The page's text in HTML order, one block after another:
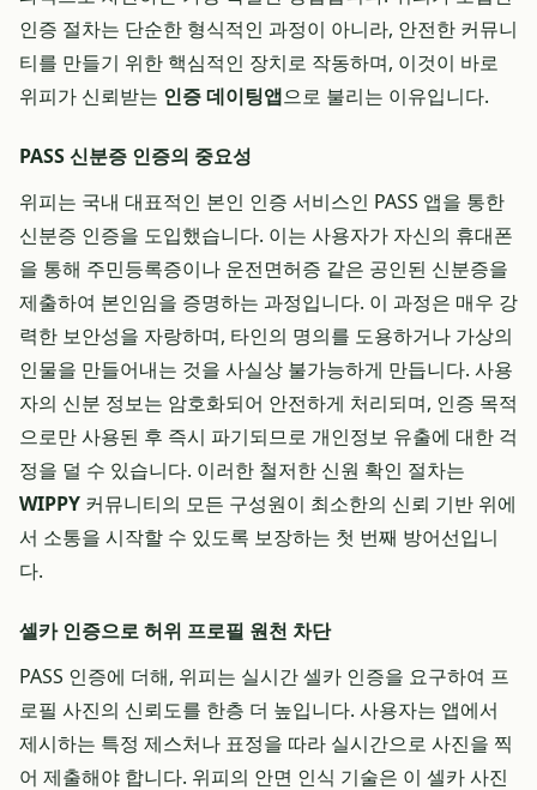
인증 절차는 단순한 형식적인 과정이 아니라, 안전한 커뮤니
티를 만들기 위한 핵심적인 장치로 작동하며, 이것이 바로
위피가 신뢰받는 인증 데이팅앱으로 불리는 이유입니다.
PASS 신분증 인증의 중요성
위피는 국내 대표적인 본인 인증 서비스인 PASS 앱을 통한
신분증 인증을 도입했습니다. 이는 사용자가 자신의 휴대폰
을 통해 주민등록증이나 운전면허증 같은 공인된 신분증을
제출하여 본인임을 증명하는 과정입니다. 이 과정은 매우 강
력한 보안성을 자랑하며, 타인의 명의를 도용하거나 가상의
인물을 만들어내는 것을 사실상 불가능하게 만듭니다. 사용
자의 신분 정보는 암호화되어 안전하게 처리되며, 인증 목적
으로만 사용된 후 즉시 파기되므로 개인정보 유출에 대한 걱
정을 덜 수 있습니다. 이러한 철저한 신원 확인 절차는
WIPPY 커뮤니티의 모든 구성원이 최소한의 신뢰 기반 위에
서 소통을 시작할 수 있도록 보장하는 첫 번째 방어선입니
다.
셀카 인증으로 허위 프로필 원천 차단
PASS 인증에 더해, 위피는 실시간 셀카 인증을 요구하여 프
로필 사진의 신뢰도를 한층 더 높입니다. 사용자는 앱에서
제시하는 특정 제스처나 표정을 따라 실시간으로 사진을 찍
어 제출해야 합니다. 위피의 안면 인식 기술은 이 셀카 사진